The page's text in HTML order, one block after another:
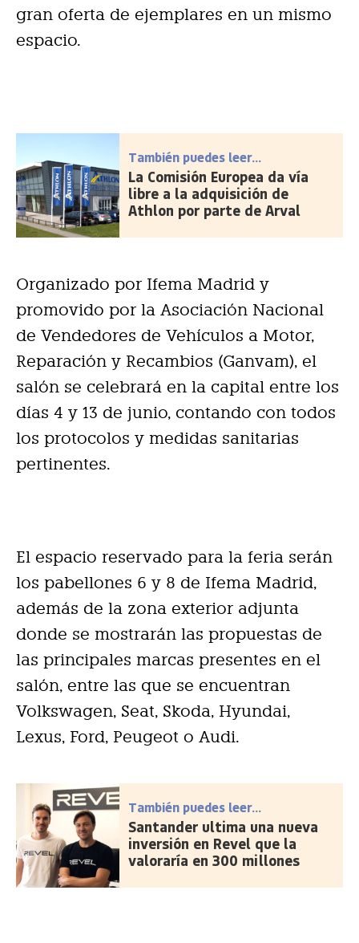
gran oferta de ejemplares en un mismo
espacio.
También puedes leer...
La Comisión Europea da vía
libre a la adquisición de
Athlon por parte de Arval
Organizado por Ifema Madrid y
promovido por la Asociación Nacional
de Vendedores de Vehículos a Motor,
Reparación y Recambios (Ganvam), el
salón se celebrará en la capital entre los
días 4 y 13 de junio, contando con todos
los protocolos y medidas sanitarias
pertinentes.
El espacio reservado para la feria serán
los pabellones 6 y 8 de Ifema Madrid,
además de la zona exterior adjunta
donde se mostrarán las propuestas de
las principales marcas presentes en el
salón, entre las que se encuentran
Volkswagen, Seat, Skoda, Hyundai,
Lexus, Ford, Peugeot o Audi.
También puedes leer...
Santander ultima una nueva
inversión en Revel que la
valoraría en 300 millones